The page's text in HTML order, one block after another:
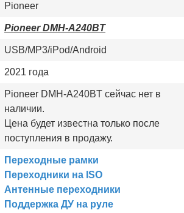
Pioneer
Pioneer DMH-A240BT
USB/MP3/iPod/Android
2021 года
Pioneer DMH-A240BT сейчас нет в
наличии.
Цена будет известна только после
поступления в продажу.
Переходные рамки
Переходники на ISO
Антенные переходники
Поддержка ДУ на руле